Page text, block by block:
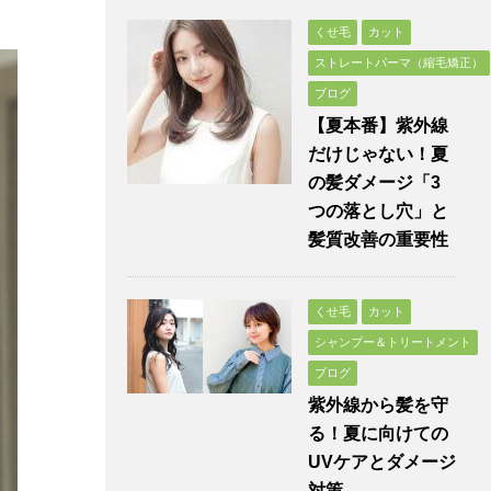
くせ毛 カット
ストレートパーマ（縮毛矯正）
ブログ
【夏本番】紫外線
だけじゃない！夏
の髪ダメージ「3
つの落とし穴」と
髪質改善の重要性
くせ毛 カット
シャンプー＆トリートメント
ブログ
紫外線から髪を守
る！夏に向けての
UVケアとダメージ